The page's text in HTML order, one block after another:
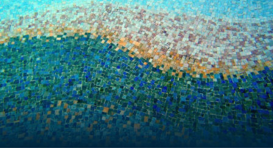
PATRIMONIO STORICO
NOSTRA ESPERIENZA
VIDEO GALLERY
PROGETTI
COLLABORAZIONI